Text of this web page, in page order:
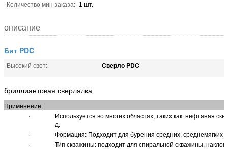
Количество мин заказа: 1 шт.
описание
Бит PDC
Высокий свет: Сверло PDC
бриллиантовая сверлялка
Применение:
·
Используется во многих областях, таких как: нефтяная
д.
·
Формация: Подходит для бурения средних, среднемягких
·
Тип скважины: подходит для спиральной скважины,